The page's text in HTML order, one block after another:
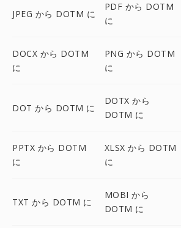
JPEG から DOTM に
PDF から DOTM
に
DOCX から DOTM
に
PNG から DOTM
に
DOT から DOTM に
DOTX から
DOTM に
PPTX から DOTM
に
XLSX から DOTM
に
TXT から DOTM に
MOBI から
DOTM に